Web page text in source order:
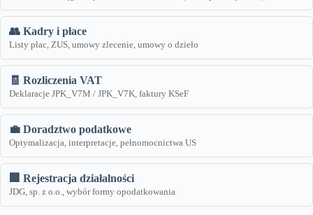
👥 Kadry i płace
Listy płac, ZUS, umowy zlecenie, umowy o dzieło
🧾 Rozliczenia VAT
Deklaracje JPK_V7M / JPK_V7K, faktury KSeF
💼 Doradztwo podatkowe
Optymalizacja, interpretacje, pełnomocnictwa US
🏢 Rejestracja działalności
JDG, sp. z o.o., wybór formy opodatkowania